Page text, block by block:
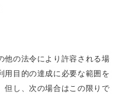
他の法令により許容される場
用目的の達成に必要な範囲を
但し、次の場合はこの限りで